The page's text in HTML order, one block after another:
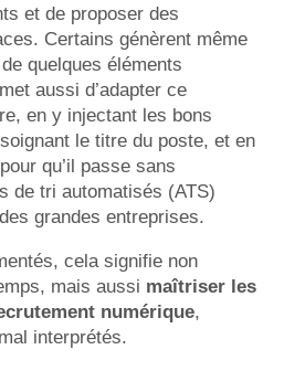
et de proposer des
Certains génèrent même
quelques éléments
aussi d’adapter ce
en y injectant les bons
le titre du poste, et en
qu’il passe sans
de tri automatisés (ATS)
grandes entreprises.
cela signifie non
mais aussi maîtriser les
numérique,
interprétés.